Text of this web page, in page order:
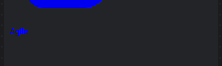
Agile